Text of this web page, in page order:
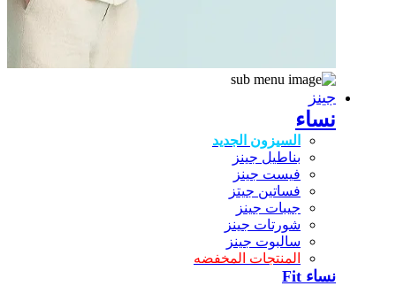
جينز
نساء
السيزون الجديد
بناطيل جينز
فيست جينز
فساتين جيتز
جيبات جينز
شورتات جينز
سالبوت جينز
المنتجات المخفضه
نساء Fit